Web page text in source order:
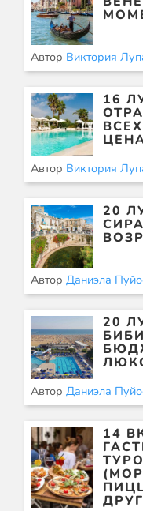
Автор Виктория
16
Автор Виктория
20
Автор Даниэла
20
Автор Даниэла
14